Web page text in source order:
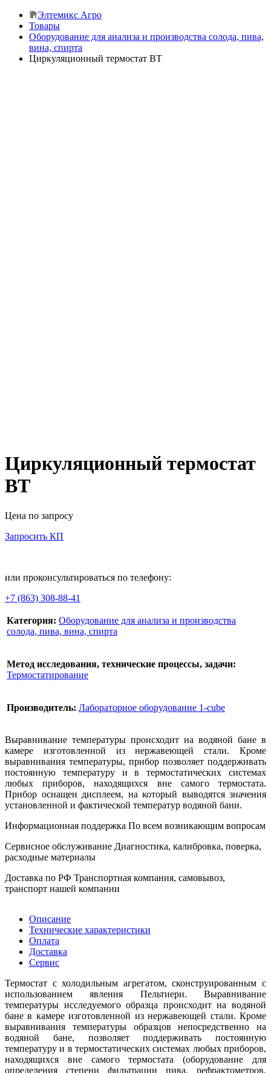
Элтемикс Агро
Товары
Оборудование для анализа и производства солода, пива,
вина, спирта
Циркуляционный термостат BT
Циркуляционный термостат
BT
Цена по запросу
Запросить КП
или проконсультироваться по телефону:
+7 (863) 308-88-41
Категория: Оборудование для анализа и производства
солода, пива, вина, спирта
Метод исследования, технические процессы, задачи:
Термостатирование
Производитель: Лабораторное оборудование 1-cube
Выравнивание температуры происходит на водяной бане в
камере изготовленной из нержавеющей стали. Кроме
выравнивания температуры, прибор позволяет поддерживать
постоянную температуру и в термостатических системах
любых приборов, находящихся вне самого термостата.
Прибор оснащен дисплеем, на который выводятся значения
установленной и фактической температур водяной бани.
Информационная поддержка По всем возникающим вопросам
Сервисное обслуживание Диагностика, калибровка, поверка,
расходные материалы
Доставка по РФ Транспортная компания, самовывоз,
транспорт нашей компании
Описание
Технические характеристики
Оплата
Доставка
Сервис
Термостат с холодильным агрегатом, сконструированным с
использованием явления Пельтиери. Выравнивание
температуры исследуемого образца происходит на водяной
бане в камере изготовленной из нержавеющей стали. Кроме
выравнивания температуры образцов непосредственно на
водяной бане, позволяет поддерживать постоянную
температуру и в термостатических системах любых приборов,
находящихся вне самого термостата (оборудование для
определения степени фильтрации пива, рефрактометров,